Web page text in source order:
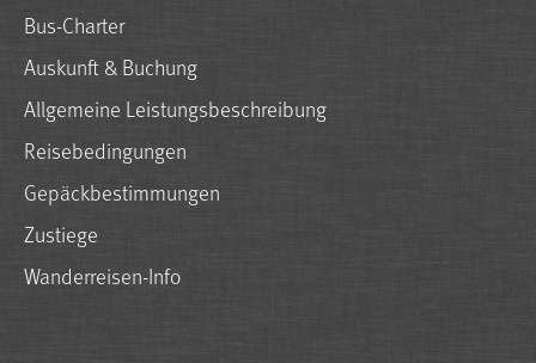
Bus-Charter
Auskunft & Buchung
Allgemeine Leistungsbeschreibung
Reisebedingungen
Gepäckbestimmungen
Zustiege
Wanderreisen-Info